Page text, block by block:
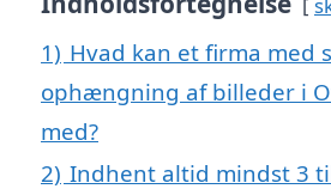
1) Hvad kan et firma med
ophængning af billeder i
med?
2) Indhent altid mindst 3